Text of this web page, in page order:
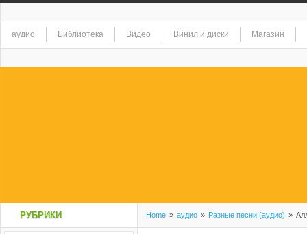
аудио Библиотека Видео Винил и диски Магазин
Home » аудио » Разные песни (аудио) »
РУБРИКИ